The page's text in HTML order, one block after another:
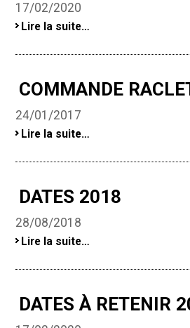
de
´part.pdf
17/02/2020
classe
GS-
-
Lire la suite…
COMMANDE
24/01/2017
COMMANDE
2017
Lire la suite…
DATES 2018
28/08/2018
DATES
-
Lire la suite…
DATES À RETENIR